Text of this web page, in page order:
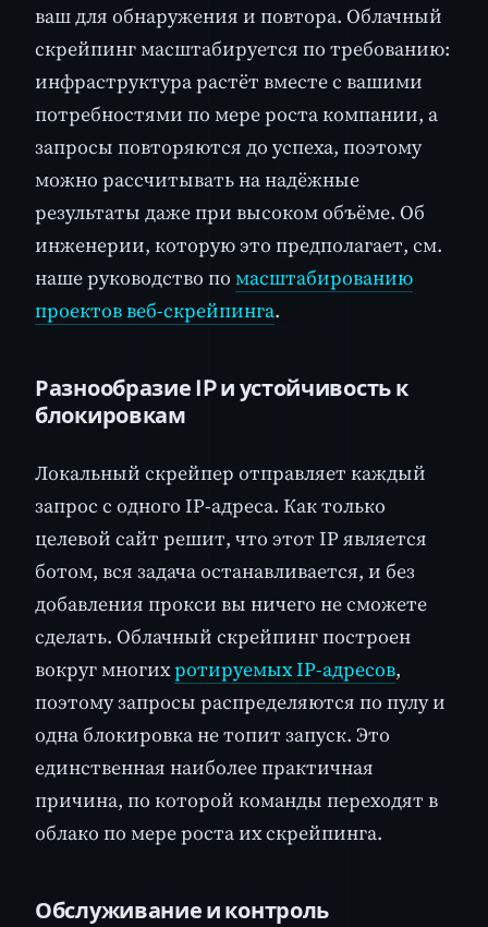
ваш для обнаружения и повтора. Облачный
скрейпинг масштабируется по требованию:
инфраструктура растёт вместе с вашими
потребностями по мере роста компании, а
запросы повторяются до успеха, поэтому
можно рассчитывать на надёжные
результаты даже при высоком объёме. Об
инженерии, которую это предполагает, см.
наше руководство по масштабированию
проектов веб-скрейпинга.
Разнообразие IP и устойчивость к
блокировкам
Локальный скрейпер отправляет каждый
запрос с одного IP-адреса. Как только
целевой сайт решит, что этот IP является
ботом, вся задача останавливается, и без
добавления прокси вы ничего не сможете
сделать. Облачный скрейпинг построен
вокруг многихротируемых IP-адресов,
поэтому запросы распределяются по пулу и
одна блокировка не топит запуск. Это
единственная наиболее практичная
причина, по которой команды переходят в
облако по мере роста их скрейпинга.
Обслуживание и контроль